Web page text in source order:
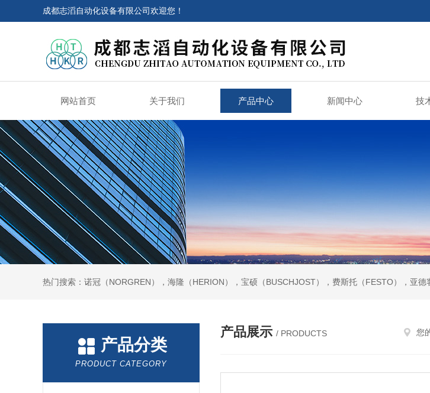
成都志滔自动化设备有限公司欢迎您！
网站首页 关于我们 产品中心 新闻中心 技
热门搜索：诺冠（NORGREN），海隆（HERION），宝硕（BUSCHJOST），费斯托（FESTO），亚德
产品分类
PRODUCT CATEGORY
产品展示 / PRODUCTS 您